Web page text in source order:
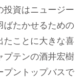
投資はニュージー
ばたかせるための
たことに大きな喜
プテンの酒井宏樹
プントップバスで